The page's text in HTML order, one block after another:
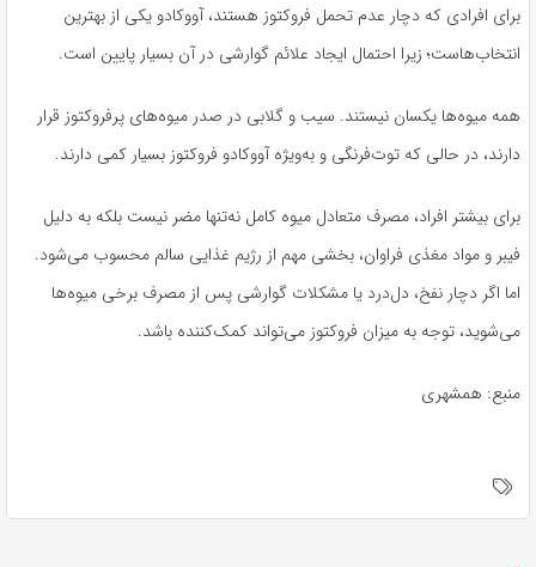
برای افرادی که دچار عدم تحمل فروکتوز هستند، آووکادو یکی از بهترین
انتخاب‌هاست؛ زیرا احتمال ایجاد علائم گوارشی در آن بسیار پایین است.
همه میوه‌ها یکسان نیستند. سیب و گلابی در صدر میوه‌های پرفروکتوز قرار
دارند، در حالی که توت‌فرنگی و به‌ویژه آووکادو فروکتوز بسیار کمی دارند.
برای بیشتر افراد، مصرف متعادل میوه کامل نه‌تنها مضر نیست بلکه به دلیل
فیبر و مواد مغذی فراوان، بخشی مهم از رژیم غذایی سالم محسوب می‌شود.
اما اگر دچار نفخ، دل‌درد یا مشکلات گوارشی پس از مصرف برخی میوه‌ها
می‌شوید، توجه به میزان فروکتوز می‌تواند کمک‌کننده باشد.
منبع: همشهری